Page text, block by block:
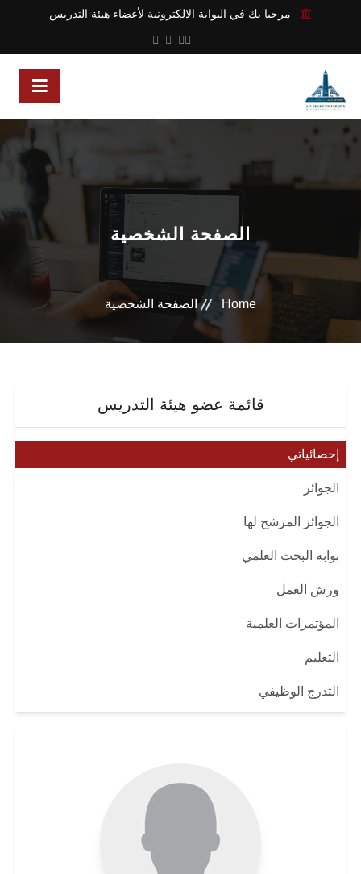
مرحبا بك في البوابة الالكترونية لأعضاء هيئة التدريس
الصفحة الشخصية
Home الصفحة الشخصية
قائمة عضو هيئة التدريس
إحصائياتي
الجوائز
الجوائز المرشح لها
بوابة البحث العلمي
ورش العمل
المؤتمرات العلمية
التعليم
التدرج الوظيفي